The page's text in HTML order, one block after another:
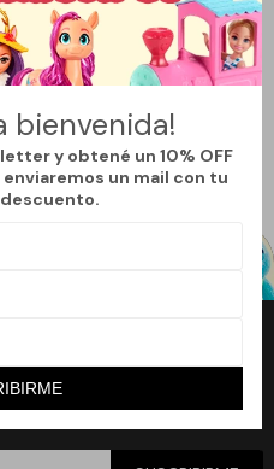
bienvenida!
y obtené un 10% OFF
un mail con tu
a un 10% off en tu primera